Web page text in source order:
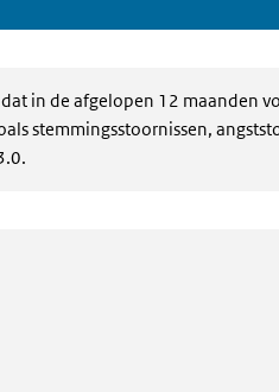
in de afgelopen 12 maanden
stemmingsstoornissen,